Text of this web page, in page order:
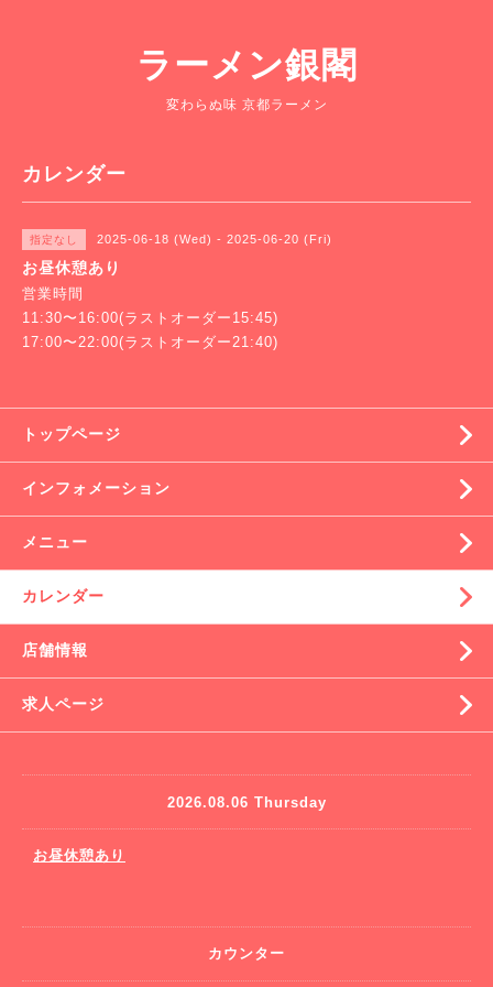
ラーメン銀閣
変わらぬ味 京都ラーメン
カレンダー
指定なし 2025-06-18 (Wed) - 2025-06-20 (Fri)
お昼休憩あり
営業時間
11:30〜16:00(ラストオーダー15:45)
17:00〜22:00(ラストオーダー21:40)
トップページ
インフォメーション
メニュー
カレンダー
店舗情報
求人ページ
2026.08.06 Thursday
お昼休憩あり
カウンター